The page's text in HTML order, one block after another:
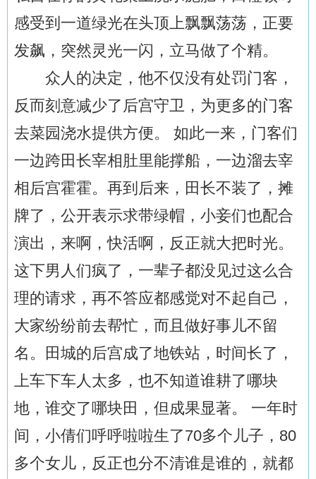
感受到一道绿光在头顶上飘飘荡荡，正要
发飙，突然灵光一闪，立马做了个精。
众人的决定，他不仅没有处罚门客，
反而刻意减少了后宫守卫，为更多的门客
去菜园浇水提供方便。 如此一来，门客们
一边跨田长宰相肚里能撑船，一边溜去宰
相后宫霍霍。再到后来，田长不装了，摊
牌了，公开表示求带绿帽，小妾们也配合
演出，来啊，快活啊，反正就大把时光。
这下男人们疯了，一辈子都没见过这么合
理的请求，再不答应都感觉对不起自己，
大家纷纷前去帮忙，而且做好事儿不留
名。田城的后宫成了地铁站，时间长了，
上车下车人太多，也不知道谁耕了哪块
地，谁交了哪块田，但成果显著。 一年时
间，小倩们呼呼啦啦生了70多个儿子，80
多个女儿，反正也分不清谁是谁的，就都